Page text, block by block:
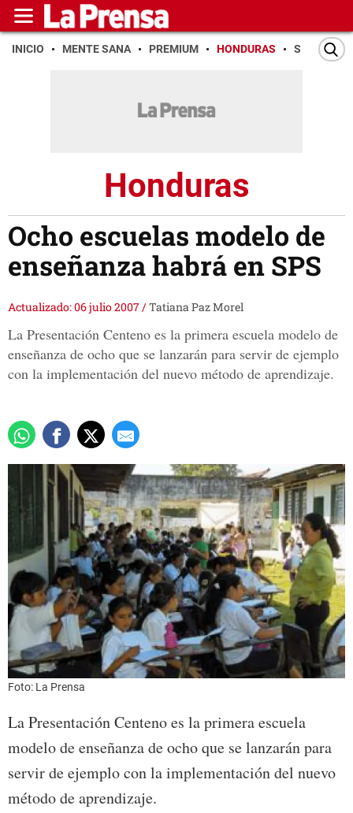
INICIO MENTE SANA PREMIUM HONDURAS SAN PEDRO
Honduras
Ocho escuelas modelo de
enseñanza habrá en SPS
Actualizado: 06 julio 2007/Tatiana Paz Morel
La Presentación Centeno es la primera escuela modelo de
enseñanza de ocho que se lanzarán para servir de ejemplo
con la implementación del nuevo método de aprendizaje.
Foto: La Prensa
La Presentación Centeno es la primera escuela
modelo de enseñanza de ocho que se lanzarán para
servir de ejemplo con la implementación del nuevo
método de aprendizaje.